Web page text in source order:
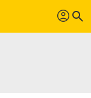
profil search